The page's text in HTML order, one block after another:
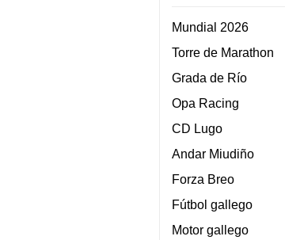
Mundial 2026
Torre de Marathon
Grada de Río
Opa Racing
CD Lugo
Andar Miudiño
Forza Breo
Fútbol gallego
Motor gallego